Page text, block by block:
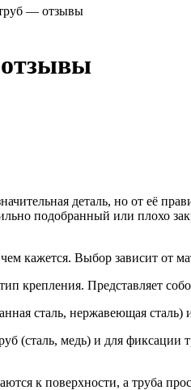
— отзывы
деталь, но от её
подобранный или плохо
кажется. Выбор зависит от
крепления. Представляет
сталь, нержавеющая сталь)
(сталь, медь) и для
к поверхности, а труба